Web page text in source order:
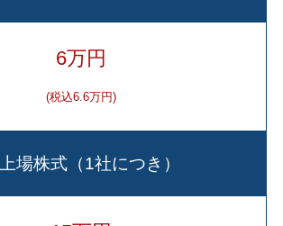
6万円
(税込6.6万円)
場株式（1社につき）